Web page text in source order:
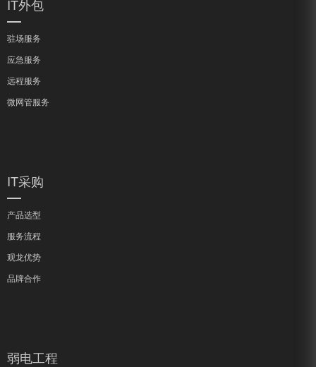
IT外包
驻场服务
应急服务
远程服务
微网管服务
IT采购
产品选型
服务流程
观龙优势
品牌合作
弱电工程